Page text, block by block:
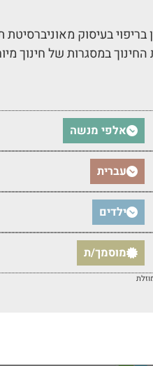
במסגרות של חינוך
אלפי מנשה
עברית
ילדים
מוסמך/ת